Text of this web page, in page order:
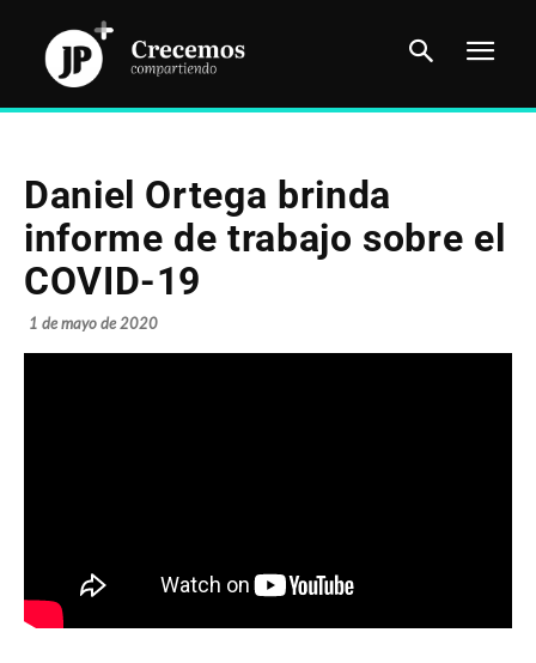
Daniel Ortega brinda
informe de trabajo sobre el
COVID-19
1 de mayo de 2020